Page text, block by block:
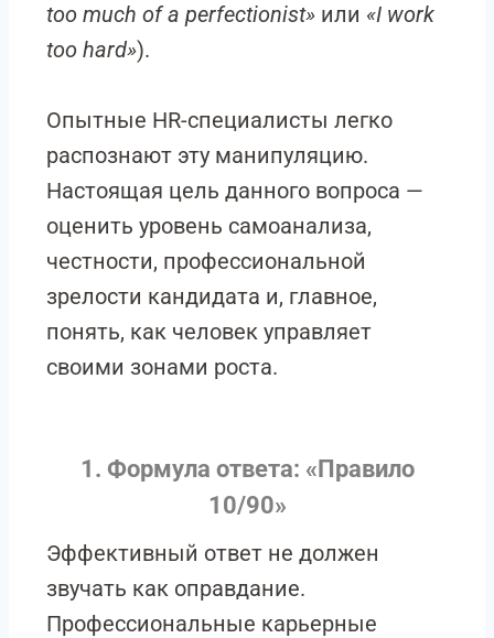
too much of a perfectionist» или «I work
too hard»).
Опытные HR-специалисты легко
распознают эту манипуляцию.
Настоящая цель данного вопроса —
оценить уровень самоанализа,
честности, профессиональной
зрелости кандидата и, главное,
понять, как человек управляет
своими зонами роста.
1. Формула ответа: «Правило
10/90»
Эффективный ответ не должен
звучать как оправдание.
Профессиональные карьерные